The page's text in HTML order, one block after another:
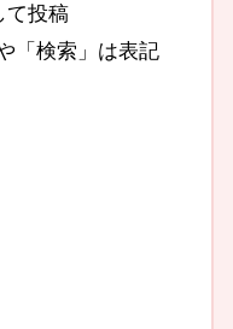
て投稿
「検索」は表記